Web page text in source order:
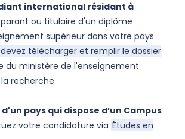
international résidant à
ou titulaire d'un diplôme
supérieur dans votre pays
télécharger et remplir le dossier
du ministère de l'enseignement
recherche.
pays qui dispose d’un Campus
votre candidature via Études en